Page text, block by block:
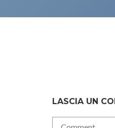
LASCIA UN